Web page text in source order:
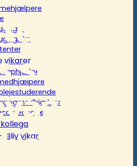
vikarer
Bliv vikar
som
til